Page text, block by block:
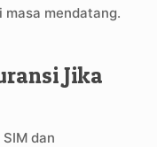
mendatang.
Jika
dan